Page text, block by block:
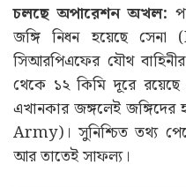
চলছে অপারেশন অখল:
জঙ্গি নিধন হয়েছে
সিআরপিএফের যৌথ
থেকে ১২ কিমি দূরে রয়েছে
এখানকার জঙ্গলেই
Army)। সুনিশ্চিত তথ্য
আর তাতেই সাফল্য।